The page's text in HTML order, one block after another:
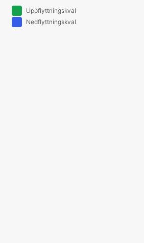
Uppflyttningskval
Nedflyttningskval